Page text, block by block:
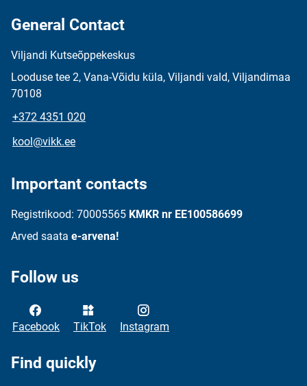
General Contact
Viljandi Kutseõppekeskus
Looduse tee 2, Vana-Võidu küla, Viljandi vald, Viljandimaa
70108
+372 4351 020
kool@vikk.ee
Important contacts
Registrikood: 70005565 KMKR nr EE100586699
Arved saata e-arvena!
Follow us
Facebook TikTok Instagram
Find quickly